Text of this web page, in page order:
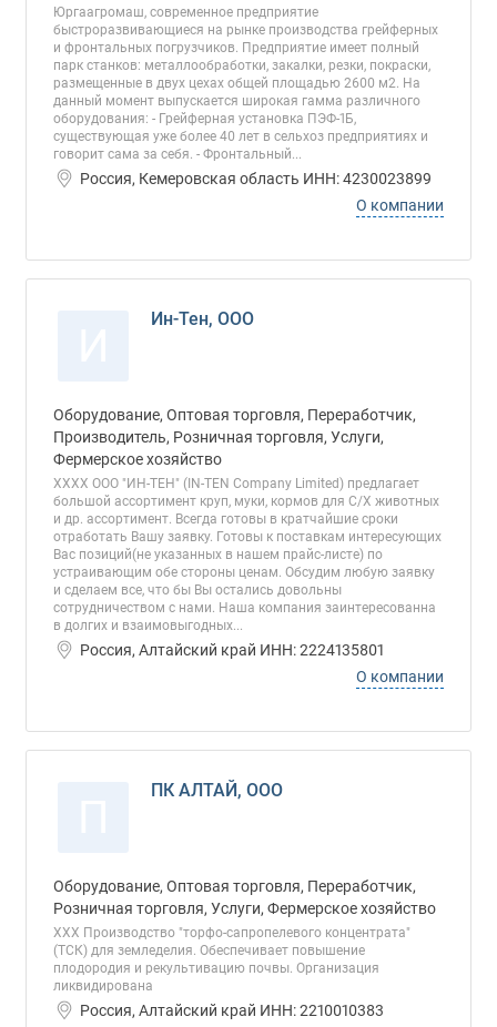
Юргаагромаш, современное предприятие
быстроразвивающиеся на рынке производства грейферных
и фронтальных погрузчиков. Предприятие имеет полный
парк станков: металлообработки, закалки, резки, покраски,
размещенные в двух цехах общей площадью 2600 м2. На
данный момент выпускается широкая гамма различного
оборудования: - Грейферная установка ПЭФ-1Б,
существующая уже более 40 лет в сельхоз предприятиях и
говорит сама за себя. - Фронтальный...
Россия, Кемеровская область ИНН: 4230023899
О компании
Ин-Тен, ООО
Оборудование, Оптовая торговля, Переработчик,
Производитель, Розничная торговля, Услуги,
Фермерское хозяйство
ХХХХ ООО "ИН-ТЕН" (IN-TEN Company Limited) предлагает
большой ассортимент круп, муки, кормов для С/Х животных
и др. ассортимент. Всегда готовы в кратчайшие сроки
отработать Вашу заявку. Готовы к поставкам интересующих
Вас позиций(не указанных в нашем прайс-листе) по
устраивающим обе стороны ценам. Обсудим любую заявку
и сделаем все, что бы Вы остались довольны
сотрудничеством с нами. Наша компания заинтересованна
в долгих и взаимовыгодных...
Россия, Алтайский край ИНН: 2224135801
О компании
ПК АЛТАЙ, ООО
Оборудование, Оптовая торговля, Переработчик,
Розничная торговля, Услуги, Фермерское хозяйство
ХХХ Производство "торфо-сапропелевого концентрата"
(ТСК) для земледелия. Обеспечивает повышение
плодородия и рекультивацию почвы. Организация
ликвидирована
Россия, Алтайский край ИНН: 2210010383